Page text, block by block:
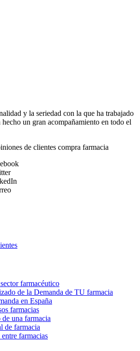
y la seriedad con la que ha trabajado
un gran acompañamiento en todo el
de clientes compra farmacia
farmacéutico
de la Demanda de TU farmacia
en España
farmacias
una farmacia
de farmacia
farmacias